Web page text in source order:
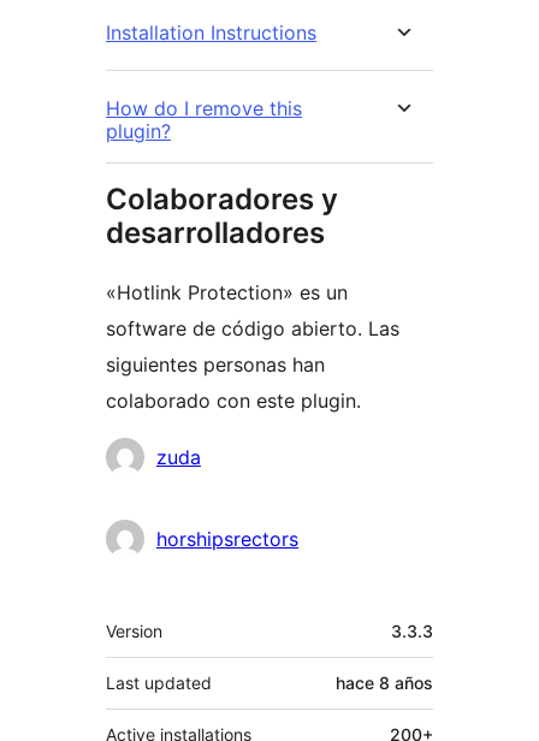
Installation Instructions
How do I remove this
plugin?
Colaboradores y
desarrolladores
«Hotlink Protection» es un
software de código abierto. Las
siguientes personas han
colaborado con este plugin.
Colaboradores
zuda
horshipsrectors
Meta
Version 3.3.3
Last updated hace 8 años
Active installations 200+